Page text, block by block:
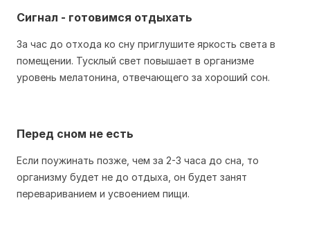
Сигнал - готовимся отдыхать
За час до отхода ко сну приглушите яркость света в
помещении. Тусклый свет повышает в организме
уровень мелатонина, отвечающего за хороший сон.
Перед сном не есть
Если поужинать позже, чем за 2-3 часа до сна, то
организму будет не до отдыха, он будет занят
перевариванием и усвоением пищи.